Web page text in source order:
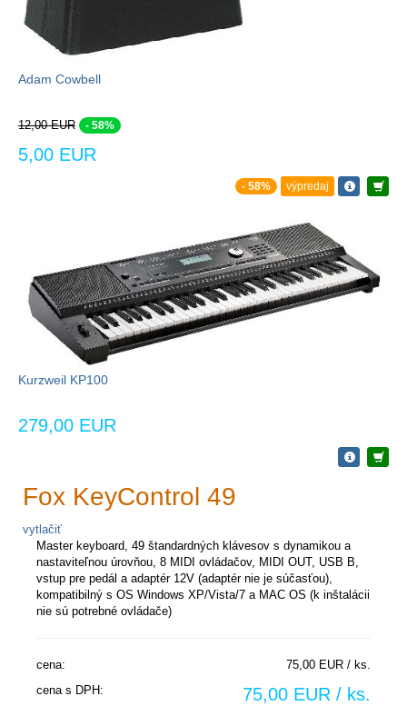
Adam Cowbell
12,00 EUR - 58%
5,00 EUR
- 58% výpredaj
Kurzweil KP100
279,00 EUR
Fox KeyControl 49
vytlačiť
Master keyboard, 49 štandardných klávesov s dynamikou a
nastaviteľnou úrovňou, 8 MIDI ovládačov, MIDI OUT, ​​USB B,
vstup pre pedál a adaptér 12V (adaptér nie je súčasťou),
kompatibilný s OS Windows XP/Vista/7 a MAC OS (k inštalácii
nie sú potrebné ovládače)
cena:
75,00 EUR / ks.
cena s DPH:
75,00 EUR / ks.